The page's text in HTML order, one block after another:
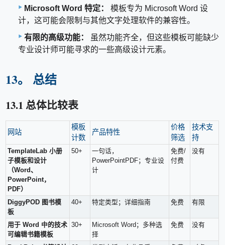
Microsoft Word 特定：
模板专为 Microsoft Word 设
计，这可能会限制与其他文字处理软件的兼容性。
有限的高级功能：
虽然功能齐全，但这些模板可能缺少
专业设计师可能寻求的一些高级设计元素。
13。 总结
13.1 总体比较表
网站
模板
计数
产品特性
价格
筛选
技术支
持
TemplateLab 小册
子模板和设计
（Word、
PowerPoint，
PDF）
50+
一句话，
PowerPointPDF；专业设
计
免费/
付费
没有
DiggyPOD 图书模
板
40+ 特定类型；详细指南 免费 有限
用于 Word 中的技术
可编辑书籍模板
30+
Microsoft Word；多种选
择
免费 没有